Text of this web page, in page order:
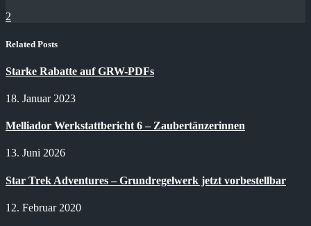
2
Related Posts
Starke Rabatte auf GRW-PDFs
18. Januar 2023
Melliador Werkstattbericht 6 – Zaubertänzerinnen
13. Juni 2026
Star Trek Adventures – Grundregelwerk jetzt vorbestellbar
12. Februar 2020